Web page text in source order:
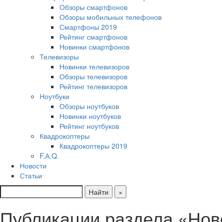
Обзоры смартфонов
Обзоры мобильных телефонов
Смартфоны 2019
Рейтинг смартфонов
Новинки смартфонов
Телевизоры
Новинки телевизоров
Обзоры телевизоров
Рейтинг телевизоров
Ноутбуки
Обзоры ноутбуков
Новинки ноутбуков
Рейтинг ноутбуков
Квадрокоптеры
Квадрокоптеры 2019
F.А.Q.
Новости
Статьи
Найти
×